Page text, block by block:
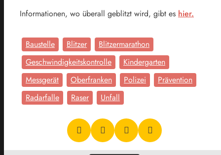
Informationen, wo überall geblitzt wird, gibt es hier.
Baustelle Blitzer
Blitzermarathon
Geschwindigkeitskontrolle
Kindergarten
Messgerät
Oberfranken Polizei
Prävention
Radarfalle
Raser Unfall